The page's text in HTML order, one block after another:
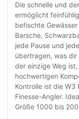
Die schnelle und
ermöglicht
befischte
Barsche,
jede Pause und
übertragen, was dir
der einzige Weg
hochwertigen
Kontrolle ist die W3
Finesse-Angler.
Größe 1000 bis